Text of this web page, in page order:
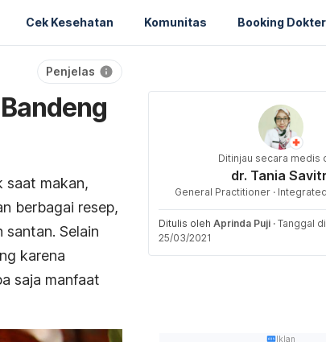
Cek Kesehatan Komunitas Booking Dokter
Penjelas
saat makan,
berbagai resep,
Selain
karena
saja manfaat
Ditinjau secara medis
dr. Tania
General Practitioner ·
Ditulis oleh Aprinda Puji · Tanggal
25/03/2021
Iklan